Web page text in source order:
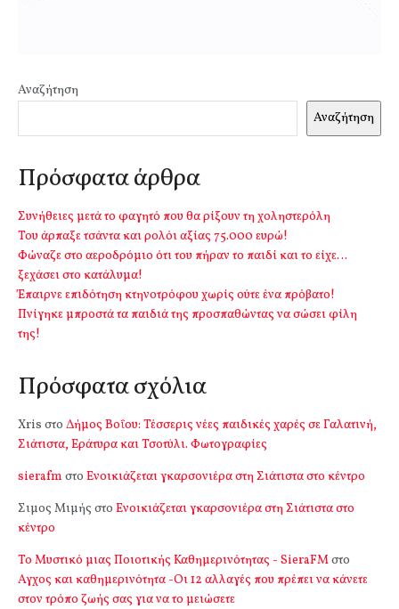
Αναζήτηση
Αναζήτηση
Πρόσφατα άρθρα
Συνήθειες μετά το φαγητό που θα ρίξουν τη χοληστερόλη
Του άρπαξε τσάντα και ρολόι αξίας 75.000 ευρώ!
Φώναζε στο αεροδρόμιο ότι του πήραν το παιδί και το είχε…
ξεχάσει στο κατάλυμα!
Έπαιρνε επιδότηση κτηνοτρόφου χωρίς ούτε ένα πρόβατο!
Πνίγηκε μπροστά τα παιδιά της προσπαθώντας να σώσει φίλη
της!
Πρόσφατα σχόλια
Xris στο Δήμος Βοΐου: Τέσσερις νέες παιδικές χαρές σε Γαλατινή,
Σιάτιστα, Εράτυρα και Τσοτύλι. Φωτογραφίες
sierafm στο Ενοικιάζεται γκαρσονιέρα στη Σιάτιστα στο κέντρο
Σιμος Μιμής στο Ενοικιάζεται γκαρσονιέρα στη Σιάτιστα στο
κέντρο
Το Μυστικό μιας Ποιοτικής Καθημερινότητας - SieraFMστο
Αγχος και καθημερινότητα -Οι 12 αλλαγές που πρέπει να κάνετε
στον τρόπο ζωής σας για να το μειώσετε